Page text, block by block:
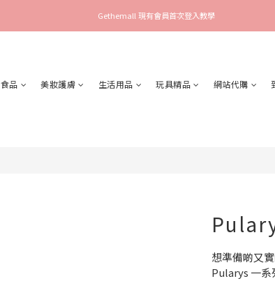
Gethemall 現有會員首次登入教學
食品 美妝護膚 生活用品 玩具精品 網站代購
想準備啲又
Pularys 一